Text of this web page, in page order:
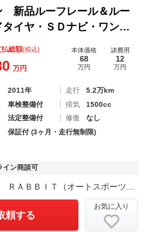
品ルーフレール＆ルー
イヤ・ＳＤナビ・ワンセ
ュスタート・スマートキ
払総額(税込)
万円
本体価格
68
万円
諸費用
12
万円
2011年 走行
5.2万km
車検整備付 排気
1500cc
法定整備付 修復
なし
保証付 (3ヶ月・走行無制限)
イン商談可
頼する
お気に入り